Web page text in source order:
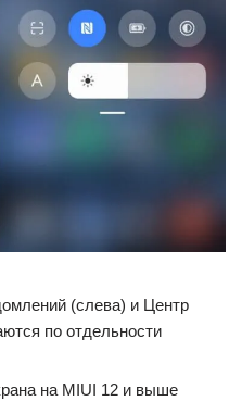
(слева) и Центр
по отдельности
на MIUI 12 и выше